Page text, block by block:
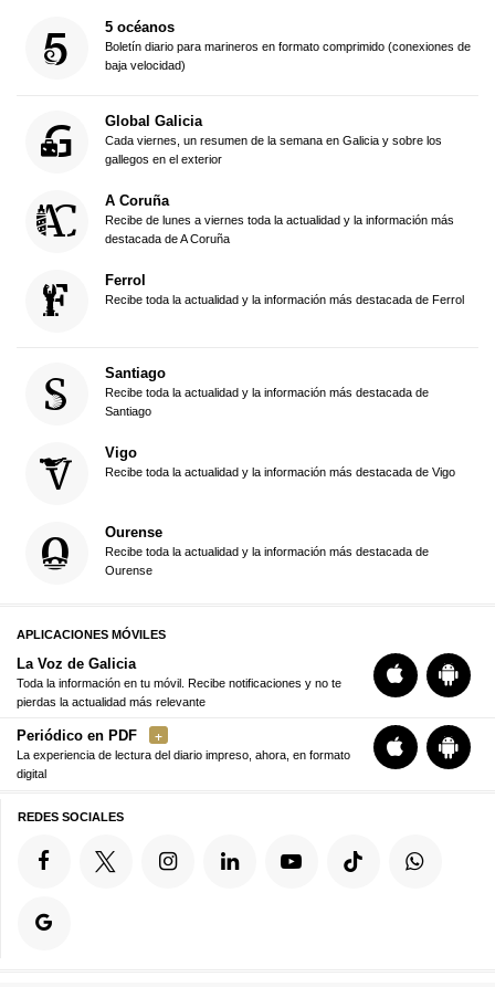
5 océanos
Boletín diario para marineros en formato comprimido (conexiones de
baja velocidad)
Global Galicia
Cada viernes, un resumen de la semana en Galicia y sobre los
gallegos en el exterior
A Coruña
Recibe de lunes a viernes toda la actualidad y la información más
destacada de A Coruña
Ferrol
Recibe toda la actualidad y la información más destacada de Ferrol
Santiago
Recibe toda la actualidad y la información más destacada de
Santiago
Vigo
Recibe toda la actualidad y la información más destacada de Vigo
Ourense
Recibe toda la actualidad y la información más destacada de
Ourense
APLICACIONES MÓVILES
La Voz de Galicia
Toda la información en tu móvil. Recibe notificaciones y no te
pierdas la actualidad más relevante
Periódico en PDF
La experiencia de lectura del diario impreso, ahora, en formato
digital
REDES SOCIALES